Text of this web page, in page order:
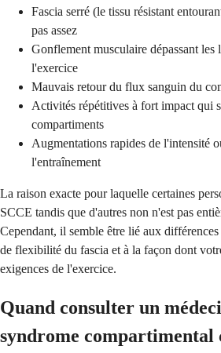
Fascia serré (le tissu résistant
pas assez
Gonflement musculaire dépassant les
l'exercice
Mauvais retour du flux sanguin du
Activités répétitives à fort impact qui
compartiments
Augmentations rapides de l'intensité
l'entraînement
La raison exacte pour laquelle certaines
SCCE tandis que d'autres non n'est pas
Cependant, il semble être lié aux
de flexibilité du fascia et à la façon dont
exigences de l'exercice.
Quand consulter un
syndrome compartimental